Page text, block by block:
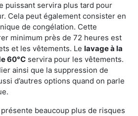
puissant servira plus tard pour
Cela peut également consister en
de congélation. Cette
minimum près de 72 heures est
et les vêtements. Le lavage à la
60°C servira pour les vêtements.
ainsi que la suppression de
d’autres options quand on parle
beaucoup plus de risques